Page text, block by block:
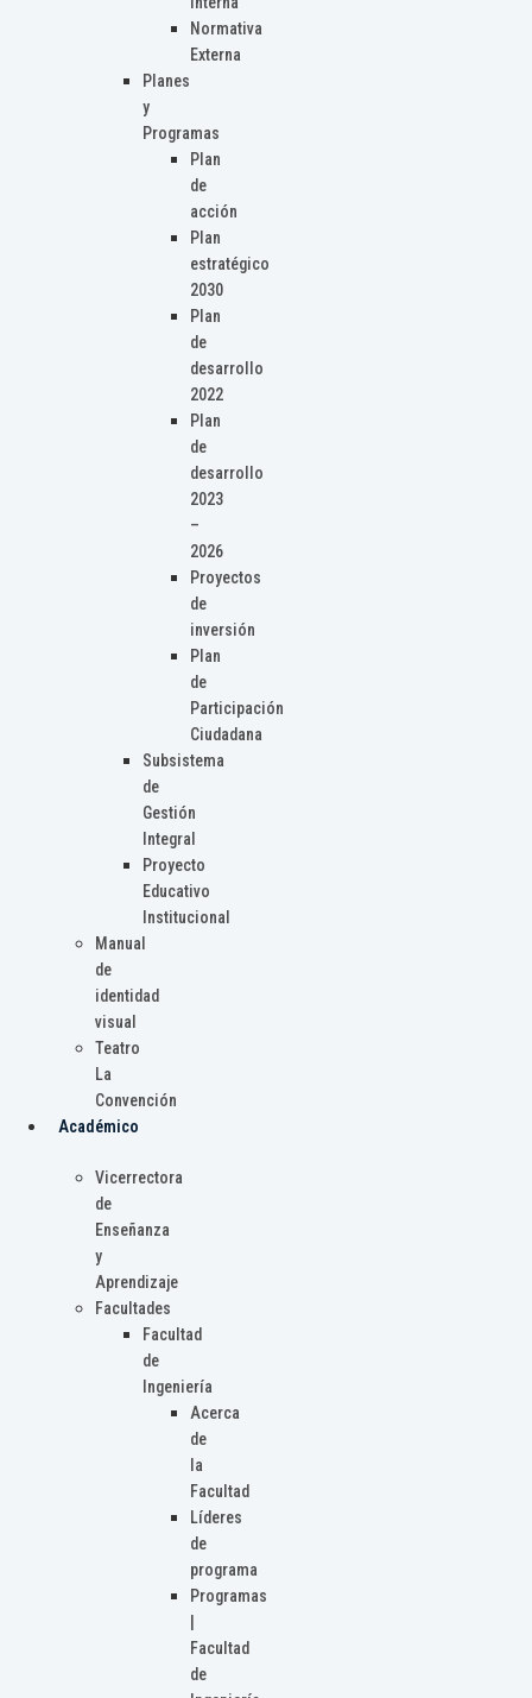
Normativa
Externa
Planes
y
Programas
Plan
de
acción
Plan
estratégico
2030
Plan
de
desarrollo
2022
Plan
de
desarrollo
2023
–
2026
Proyectos
de
inversión
Plan
de
Participación
Ciudadana
Subsistema
de
Gestión
Integral
Proyecto
Educativo
Institucional
Manual
de
identidad
visual
Teatro
La
Convención
Académico
Vicerrectora
de
Enseñanza
y
Aprendizaje
Facultades
Facultad
de
Ingeniería
Acerca
de
la
Facultad
Líderes
de
programa
Programas
Facultad
de